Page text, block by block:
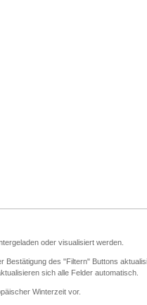
oder visualisiert werden.
des "Filtern" Buttons
sich alle Felder automatisch.
Winterzeit vor.